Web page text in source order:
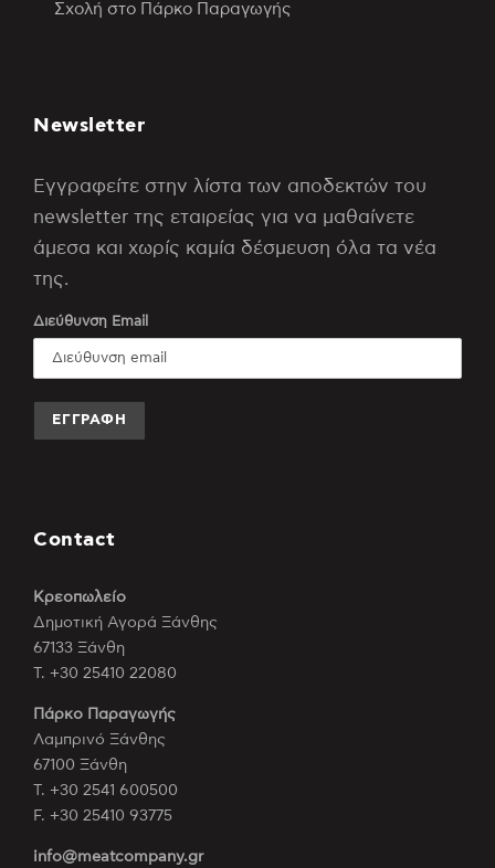
Σχολή στο Πάρκο Παραγωγής
Newsletter
Εγγραφείτε στην λίστα των αποδεκτών του
newsletter της εταιρείας για να μαθαίνετε
άμεσα και χωρίς καμία δέσμευση όλα τα νέα
της.
Διεύθυνση Email
Contact
Κρεοπωλείο
Δημοτική Αγορά Ξάνθης
67133 Ξάνθη
Τ. +30 25410 22080
Πάρκο Παραγωγής
Λαμπρινό Ξάνθης
67100 Ξάνθη
Τ. +30 2541 600500
F. +30 25410 93775
info@meatcompany.gr